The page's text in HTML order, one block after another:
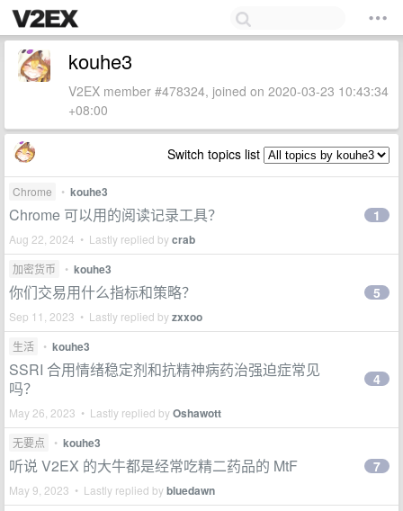
kouhe3
V2EX member #478324, joined on 2020-03-23 10:43:34
+08:00
Switch topics list
Chrome • kouhe3
Chrome 可以用的阅读记录工具？
Aug 22, 2024 • Lastly replied bycrab
1
加密货币 • kouhe3
你们交易用什么指标和策略？
Sep 11, 2023 • Lastly replied byzxxoo
5
生活 • kouhe3
SSRI 合用情绪稳定剂和抗精神病药治强迫症常见
吗？
May 26, 2023 • Lastly replied byOshawott
4
无要点 • kouhe3
听说 V2EX 的大牛都是经常吃精二药品的 MtF
May 9, 2023 • Lastly replied bybluedawn
7